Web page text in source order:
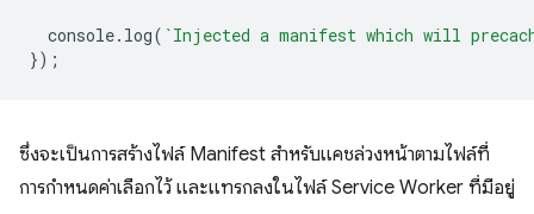
console. log( `Injected a manifest which will
});
ซึ่งจะเป็นการสร้างไฟล์ Manifest สำหรับแคชล่วงหน้าตามไฟล์ที่
การกำหนดค่าเลือกไว้ และแทรกลงในไฟล์ Service Worker ที่มีอยู่